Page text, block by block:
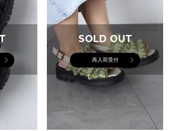
SOLD OUT
再入荷受付